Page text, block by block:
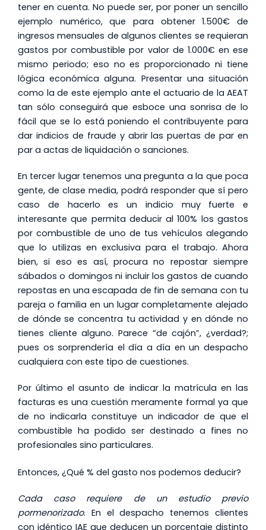
tener en cuenta. No puede ser, por poner un sencillo
ejemplo numérico, que para obtener 1.500€ de
ingresos mensuales de algunos clientes se requieran
gastos por combustible por valor de 1.000€ en ese
mismo periodo; eso no es proporcionado ni tiene
lógica económica alguna. Presentar una situación
como la de este ejemplo ante el actuario de la AEAT
tan sólo conseguirá que esboce una sonrisa de lo
fácil que se lo está poniendo el contribuyente para
dar indicios de fraude y abrir las puertas de par en
par a actas de liquidación o sanciones.
En tercer lugar tenemos una pregunta a la que poca
gente, de clase media, podrá responder que sí pero
caso de hacerlo es un indicio muy fuerte e
interesante que permita deducir al 100% los gastos
por combustible de uno de tus vehículos alegando
que lo utilizas en exclusiva para el trabajo. Ahora
bien, si eso es así, procura no repostar siempre
sábados o domingos ni incluir los gastos de cuando
repostas en una escapada de fin de semana con tu
pareja o familia en un lugar completamente alejado
de dónde se concentra tu actividad y en dónde no
tienes cliente alguno. Parece “de cajón”, ¿verdad?;
pues os sorprendería el día a día en un despacho
cualquiera con este tipo de cuestiones.
Por último el asunto de indicar la matrícula en las
facturas es una cuestión meramente formal ya que
de no indicarla constituye un indicador de que el
combustible ha podido ser destinado a fines no
profesionales sino particulares.
Entonces, ¿Qué % del gasto nos podemos deducir?
Cada caso requiere de un estudio previo
pormenorizado. En el despacho tenemos clientes
con idéntico IAE que deducen un porcentaje distinto